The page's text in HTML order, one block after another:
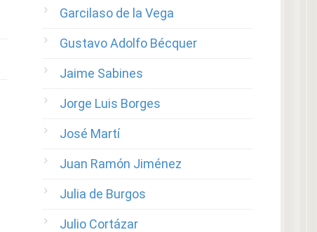
Garcilaso de la Vega
Gustavo Adolfo Bécquer
Jaime Sabines
Jorge Luis Borges
José Martí
Juan Ramón Jiménez
Julia de Burgos
Julio Cortázar